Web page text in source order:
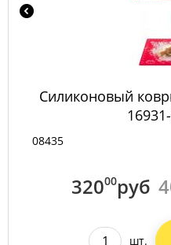
Силиконовый
08435
32000руб
шт.